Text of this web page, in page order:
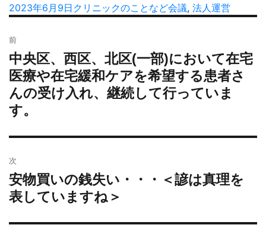
稿
投
日:
2023年6月9日 カ
リ
ー
クリニックのことなどタ
会議, 法人運営
稿
ナ
ビ
ゲ
ー
ョ
ン
前
過
去
の
投
稿:
中央区、西区、北区(一部)において在宅
医療や在宅緩和ケアを希望する患者さ
んの受け入れ、継続して行っていま
す。
次
次
の
投
稿:
安物買いの銭失い・・・＜諺は真理を
表していますね＞